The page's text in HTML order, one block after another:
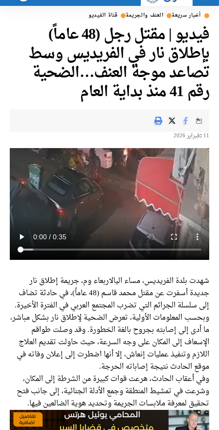
أخبار سريعة العنف والجريمة قناة الفيديو
فيديو | مقتل رجل (48 عاماً)
بإطلاق نار في الفريديس وسط
تصاعد موجة العنف…الضحية
رقم 41 منذ بداية العام
11 בفبراير 2026
شهدت بلدة الفريديس، مساء اليالاربعاء وم، جريمة إطلاق نار
جديدة أسفرت عن مقتل محمد قاسم (48 عاماً)، في حادثة تضاف
إلى سلسلة الجرائم التي تضرب المجتمع العربي في الفترة الأخيرة.
وبحسب المعلومات الأولية، تعرض الضحية لإطلاق نار بشكل مباشر،
ما أدى إلى إصابته بجروح بالغة الخطورة. وقد وصلت طواقم
الإسعاف إلى المكان على وجه السرعة، حيث حاولت تقديم العلاج
اللازم وتنفيذ عمليات إنعاش، إلا أنها اضطرت إلى إعلان وفاته في
موقع الحادث نتيجة إصاباته الحرجة.
وفي أعقاب الحادث، هرعت قوات كبيرة من الشرطة إلى المكان،
وشرعت في تمشيط المنطقة وجمع الأدلة الجنائية، إلى جانب فتح
تحقيق لمعرفة ملابسات الجريمة وتحديد هوية الضالعين فيها.